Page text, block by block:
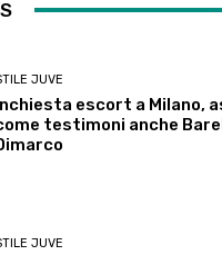
JUVE
escort a Milano,
testimoni anche
JUVE